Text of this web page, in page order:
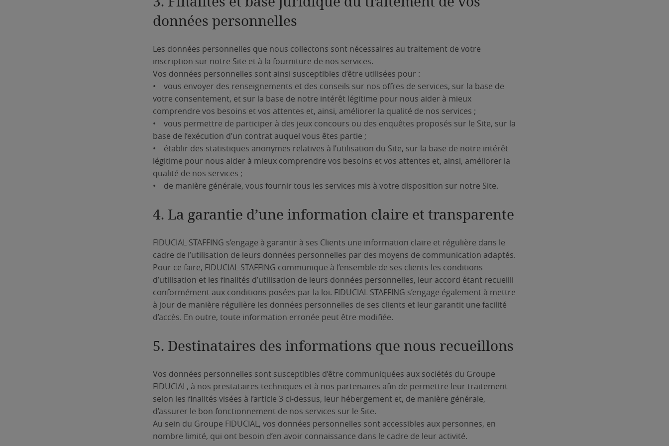
données personnelles
Les données personnelles que nous collectons sont nécessaires au traitement de votre
inscription sur notre Site et à la fourniture de nos services.
Vos données personnelles sont ainsi susceptibles d’être utilisées pour :
• vous envoyer des renseignements et des conseils sur nos offres de services, sur la base de
votre consentement, et sur la base de notre intérêt légitime pour nous aider à mieux
comprendre vos besoins et vos attentes et, ainsi, améliorer la qualité de nos services ;
• vous permettre de participer à des jeux concours ou des enquêtes proposés sur le Site, sur la
base de l’exécution d’un contrat auquel vous êtes partie ;
• établir des statistiques anonymes relatives à l’utilisation du Site, sur la base de notre intérêt
légitime pour nous aider à mieux comprendre vos besoins et vos attentes et, ainsi, améliorer la
qualité de nos services ;
• de manière générale, vous fournir tous les services mis à votre disposition sur notre Site.
4. La garantie d’une information claire et transparente
FIDUCIAL STAFFING s’engage à garantir à ses Clients une information claire et régulière dans le
cadre de l’utilisation de leurs données personnelles par des moyens de communication adaptés.
Pour ce faire, FIDUCIAL STAFFING communique à l’ensemble de ses clients les conditions
d’utilisation et les finalités d’utilisation de leurs données personnelles, leur accord étant recueilli
conformément aux conditions posées par la loi. FIDUCIAL STAFFING s’engage également à mettre
à jour de manière régulière les données personnelles de ses clients et leur garantit une facilité
d’accès. En outre, toute information erronée peut être modifiée.
5. Destinataires des informations que nous recueillons
Vos données personnelles sont susceptibles d’être communiquées aux sociétés du Groupe
FIDUCIAL, à nos prestataires techniques et à nos partenaires afin de permettre leur traitement
selon les finalités visées à l’article 3 ci-dessus, leur hébergement et, de manière générale,
d’assurer le bon fonctionnement de nos services sur le Site.
Au sein du Groupe FIDUCIAL, vos données personnelles sont accessibles aux personnes, en
nombre limité, qui ont besoin d’en avoir connaissance dans le cadre de leur activité.